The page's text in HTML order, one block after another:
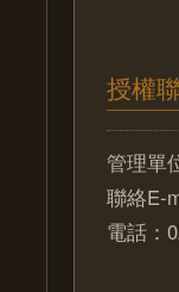
授權
管理單
聯絡E-
電話：